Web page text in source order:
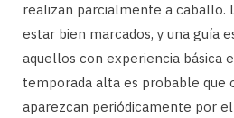
realizan parcialmente a caballo.
estar bien marcados, y una guía
aquellos con experiencia básica
temporada alta es probable que
aparezcan periódicamente por